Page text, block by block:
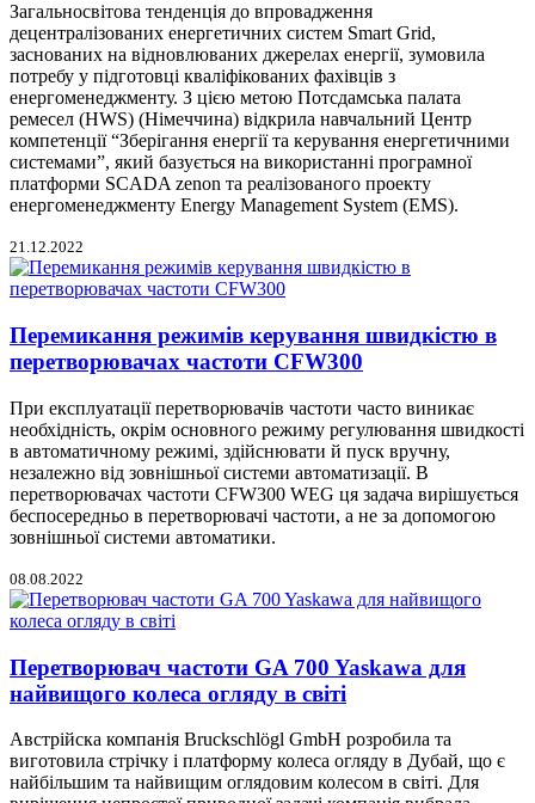
Загальносвітова тенденція до впровадження
децентралізованих енергетичних систем Smart Grid,
заснованих на відновлюваних джерелах енергії, зумовила
потребу у підготовці кваліфікованих фахівців з
енергоменеджменту. З цією метою Потсдамська палата
ремесел (HWS) (Німеччина) відкрила навчальний Центр
компетенції “Зберігання енергії та керування енергетичними
системами”, який базується на використанні програмної
платформи SCADA zenon та реалізованого проекту
енергоменеджменту Energy Management System (EMS).
21.12.2022
Перемикання режимів керування швидкістю в
перетворювачах частоти CFW300
При експлуатації перетворювачів частоти часто виникає
необхідність, окрім основного режиму регулювання швидкості
в автоматичному режимі, здійснювати й пуск вручну,
незалежно від зовнішньої системи автоматизації. В
перетворювачах частоти CFW300 WEG ця задача вирішується
беспосередньо в перетворювачі частоти, а не за допомогою
зовнішньої системи автоматики.
08.08.2022
Перетворювач частоти GA 700 Yaskawa для
найвищого колеса огляду в світі
Австрійска компанія Bruckschlögl GmbH розробила та
виготовила стрічку і платформу колеса огляду в Дубай, що є
найбільшим та найвищим оглядовим колесом в світі. Для